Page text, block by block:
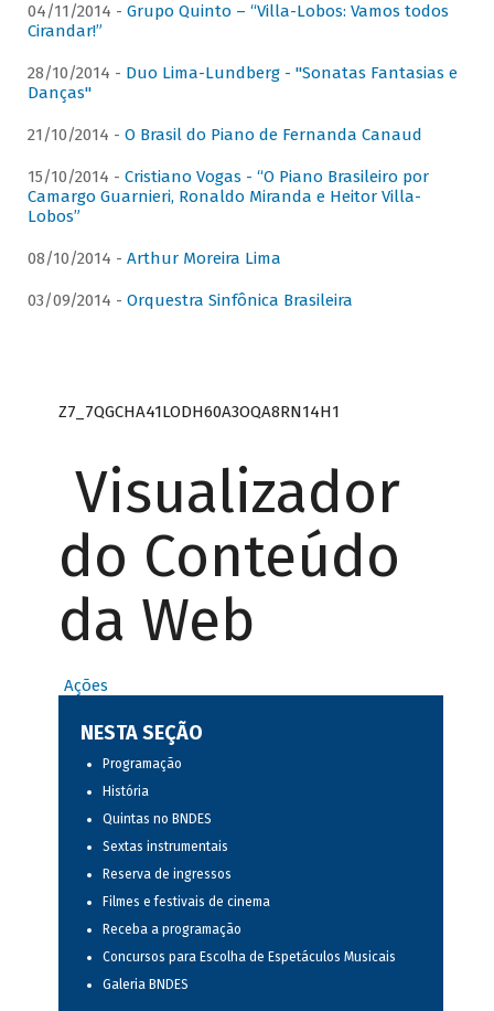
04/11/2014 - Grupo Quinto – “Villa-Lobos: Vamos todos
Cirandar!”
28/10/2014 - Duo Lima-Lundberg - "Sonatas Fantasias e
Danças"
21/10/2014 - O Brasil do Piano de Fernanda Canaud
15/10/2014 - Cristiano Vogas - “O Piano Brasileiro por
Camargo Guarnieri, Ronaldo Miranda e Heitor Villa-
Lobos”
08/10/2014 - Arthur Moreira Lima
03/09/2014 - Orquestra Sinfônica Brasileira
Z7_7QGCHA41LODH60A3OQA8RN14H1
Visualizador
do Conteúdo
da Web
Ações
NESTA SEÇÃO
Programação
História
Quintas no BNDES
Sextas instrumentais
Reserva de ingressos
Filmes e festivais de cinema
Receba a programação
Concursos para Escolha de Espetáculos Musicais
Galeria BNDES